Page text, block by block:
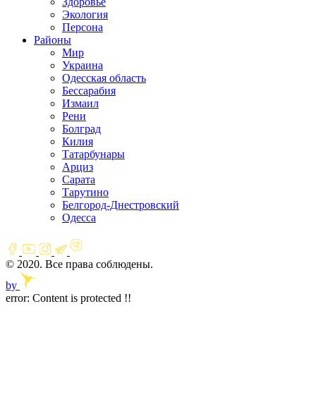
Экология
Персона
Районы
Мир
Украина
Одесская область
Бессарабия
Измаил
Рени
Болград
Килия
Татарбунары
Арциз
Сарата
Тарутино
Белгород-Днестровский
Одесса
© 2020. Все права соблюдены.
by
error: Content is protected !!